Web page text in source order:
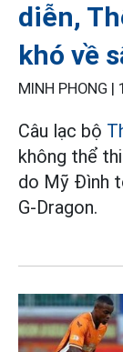
diễn,
khó về
MINH PHONG |
Câu lạc bộ
không thể
do Mỹ Đình
G-Dragon.